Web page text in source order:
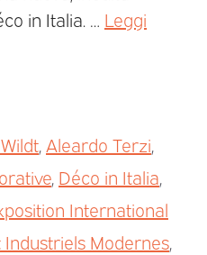
in Italia. … Leggi
Aleardo Terzi
Déco in Italia
International
Modernes